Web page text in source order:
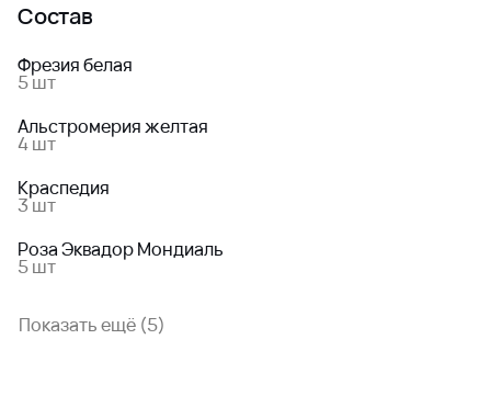
Состав
Фрезия белая
5 шт
Альстромерия желтая
4 шт
Краспедия
3 шт
Роза Эквадор Мондиаль
5 шт
Показать ещё (5)